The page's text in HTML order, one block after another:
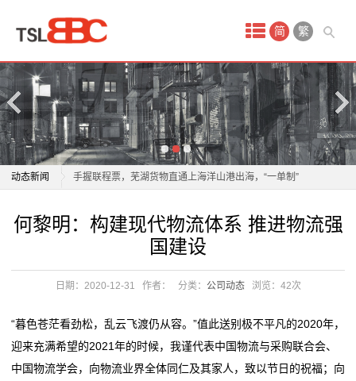
简 繁
动态新闻
物流业加速构建全球智慧仓储网络
手握联程票，芜湖货物直通上海洋山港出海，“一单制”
以质量为翼 绘就航空物流高质量发展新蓝图
年轻人成为“春节主理人”，年货消费呈现新趋势
年轻人成为“春节主理人”，年货消费呈现新趋势
2026委员通道丨陶海东：打造物流“金专业” 融入服务全
国统一大市场
单芯片城市NOA方案量产，轻舟智航公布L4无人物流战
手握联程票，芜湖货物直通上海洋山港出海，“一单制”
以质量为翼 绘就航空物流高质量发展新蓝图
年轻人成为“春节主理人”，年货消费呈现新趋势
一把爱心剪，理出乡村新年“精气神”
2026委员通道丨陶海东：打造物流“金专业” 融入服务全
何黎明：构建现代物流体系 推进物流强
国建设
日期：2020-12-31 作者： 分类： 公司动态 浏览： 42次
“暮色苍茫看劲松，乱云飞渡仍从容。”值此送别极不平凡的2020年，
迎来充满希望的2021年的时候，我谨代表中国物流与采购联合会、
中国物流学会，向物流业界全体同仁及其家人，致以节日的祝福；向
产
品
中